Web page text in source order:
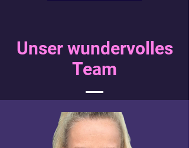
Unser wundervolles
Team